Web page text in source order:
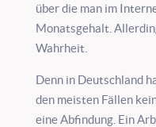
über die man im
Monatsgehalt.
Wahrheit.
Denn in Deutschland
den meisten Fällen
eine Abfindung. Ein